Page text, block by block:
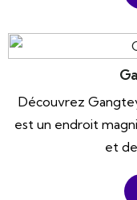
Découvrez
est un endroit
et